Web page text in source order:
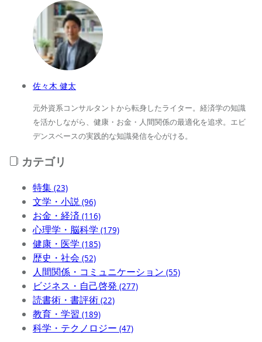
佐々木 健太
元外資系コンサルタントから転身したライター。経済学の知識
を活かしながら、健康・お金・人間関係の最適化を追求。エビ
デンスベースの実践的な知識発信を心がける。
カテゴリ
特集 (23)
文学・小説 (96)
お金・経済 (116)
心理学・脳科学 (179)
健康・医学 (185)
歴史・社会 (52)
人間関係・コミュニケーション (55)
ビジネス・自己啓発 (277)
読書術・書評術 (22)
教育・学習 (189)
科学・テクノロジー (47)